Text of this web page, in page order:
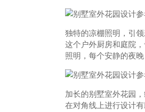
独特的凉棚照明，引
这个户外厨房和庭院
照明，每个安静的夜
加长的别墅室外花园
在对角线上进行设计